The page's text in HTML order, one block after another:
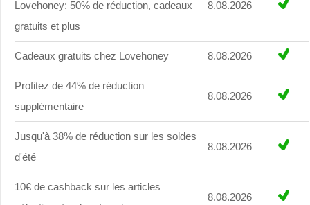
Lovehoney: 50% de réduction, cadeaux
gratuits et plus
8.08.2026
Cadeaux gratuits chez Lovehoney 8.08.2026
Profitez de 44% de réduction
supplémentaire
8.08.2026
Jusqu'à 38% de réduction sur les soldes
d'été
8.08.2026
10€ de cashback sur les articles
8.08.2026